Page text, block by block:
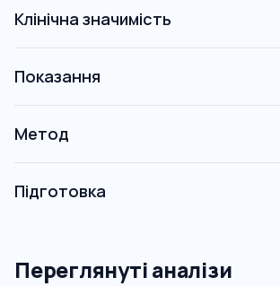
Клінічна значимість
Показання
Метод
Підготовка
Переглянуті аналізи